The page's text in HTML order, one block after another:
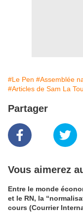
#Le Pen #Assemblée
#Articles de Sam La
Partager
Vous aimerez
Entre le monde
et le RN, la
cours (Courrier